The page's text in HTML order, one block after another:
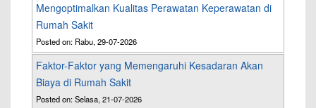
Mengoptimalkan Kualitas Perawatan Keperawatan di
Rumah Sakit
Posted on: Rabu, 29-07-2026
Faktor-Faktor yang Memengaruhi Kesadaran Akan
Biaya di Rumah Sakit
Posted on: Selasa, 21-07-2026